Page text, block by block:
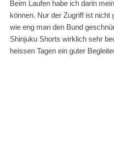
Beim Laufen habe ich darin
können. Nur der Zugriff ist nicht
wie eng man den Bund
Shinjuku Shorts wirklich sehr
heissen Tagen ein guter